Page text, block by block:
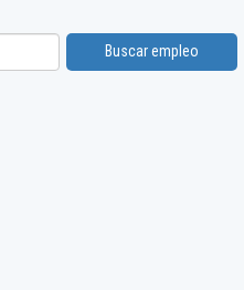
Buscar empleo